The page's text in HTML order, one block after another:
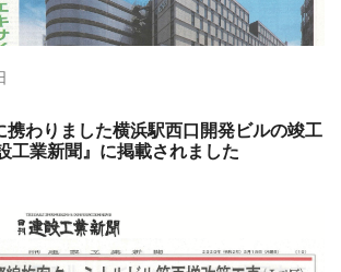
携わりました横浜駅西口開発ビルの竣工
工業新聞』に掲載されました